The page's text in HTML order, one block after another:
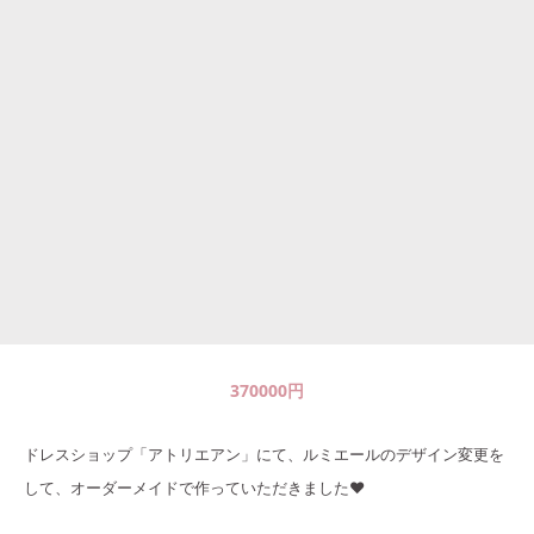
370000円
ドレスショップ「アトリエアン」にて、ルミエールのデザイン変更を
して、オーダーメイドで作っていただきました❤️